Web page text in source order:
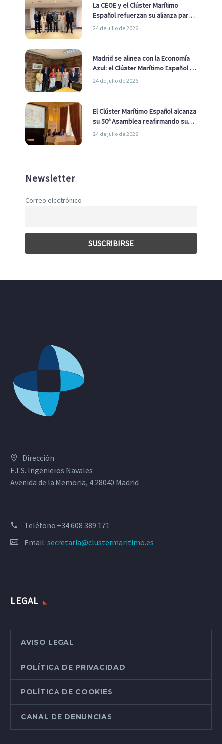
La CEOE y el Clúster Marítimo
Español refuerzan su alianza para
impulsar una estrategia Nacional
24 de julio de 2026
Madrid se alinea con la Economía
Azul: el Clúster Marítimo Español y
la Real Liga Naval avanzan alianzas
24 de julio de 2026
El Clúster Marítimo Español alcanza
su 50ª Asamblea reafirmando su
liderazgo en la Economía Azul
24 de julio de 2026
Newsletter
Correo electrónico
Dirección
E.T.S. Ingenieros Navales
Avenida de la Memoria, 4 28040 Madrid
Teléfono +34 608 389 171
Email: secretaria@clustermaritimo.es
LEGAL
AVISO LEGAL
POLÍTICA DE PRIVACIDAD
POLÍTICA DE COOKIES
CANAL DE DENUNCIAS